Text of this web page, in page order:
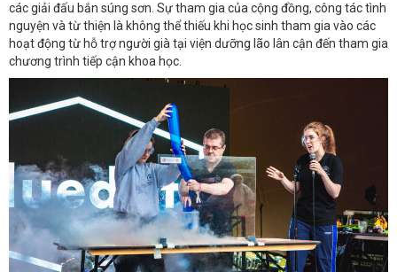
các giải đấu bắn súng sơn. Sự tham gia của cộng đồng, công tác tình
nguyện và từ thiện là không thể thiếu khi học sinh tham gia vào các
hoạt động từ hỗ trợ người già tại viện dưỡng lão lân cận đến tham gia
chương trình tiếp cận khoa học.